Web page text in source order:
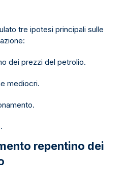
tre ipotesi principali sulle
dei prezzi del petrolio.
mediocri.
repentino dei